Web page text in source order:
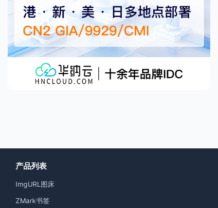
产品列表
ImgURL图床
ZMark书签